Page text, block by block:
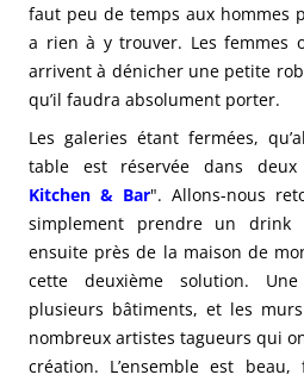
faut peu de temps aux hommes
a rien à y trouver. Les femmes
arrivent à dénicher une petite
qu’il faudra absolument porter.
Les galeries étant fermées,
table est réservée dans
Kitchen & Bar". Allons-nous
simplement prendre un
ensuite près de la maison de
cette deuxième solution.
plusieurs bâtiments, et les
nombreux artistes tagueurs qui
création. L’ensemble est